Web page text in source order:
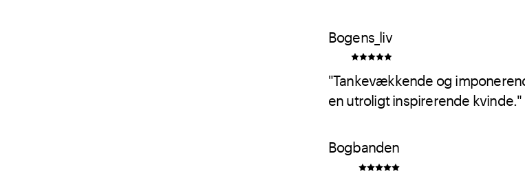
Bogens_liv
"Tankevækkende og
en utroligt inspirerende kvinde."
Bogbanden